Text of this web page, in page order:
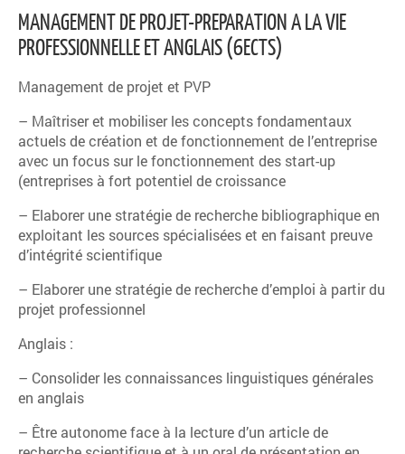
MANAGEMENT DE PROJET-PREPARATION A LA VIE
PROFESSIONNELLE ET ANGLAIS (6ECTS)
Management de projet et PVP
– Maîtriser et mobiliser les concepts fondamentaux
actuels de création et de fonctionnement de l’entreprise
avec un focus sur le fonctionnement des start-up
(entreprises à fort potentiel de croissance
– Elaborer une stratégie de recherche bibliographique en
exploitant les sources spécialisées et en faisant preuve
d’intégrité scientifique
– Elaborer une stratégie de recherche d’emploi à partir du
projet professionnel
Anglais :
– Consolider les connaissances linguistiques générales
en anglais
– Être autonome face à la lecture d’un article de